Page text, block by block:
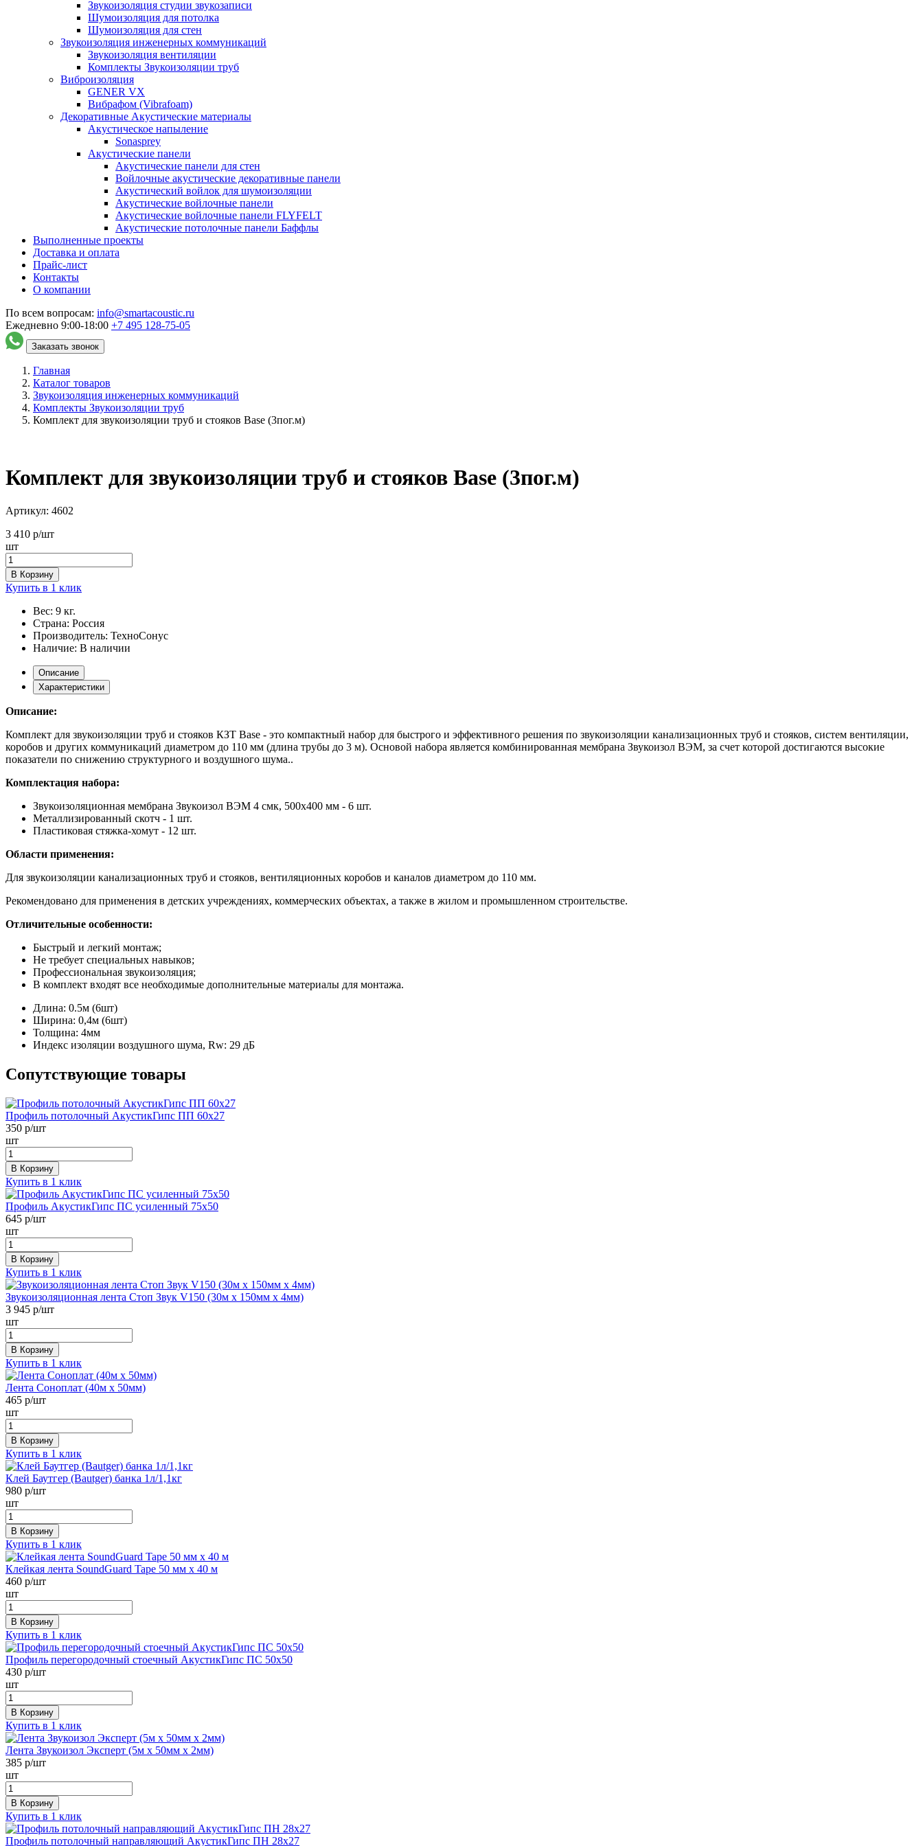
Звукоизоляция студии звукозаписи
Шумоизоляция для потолка
Шумоизоляция для стен
Звукоизоляция инженерных коммуникаций
Звукоизоляция вентиляции
Комплекты Звукоизоляции труб
Виброизоляция
GENER VX
Вибрафом (Vibrafoam)
Декоративные Акустические материалы
Акустическое напыление
Sonasprey
Акустические панели
Акустические панели для стен
Войлочные акустические декоративные панели
Акустический войлок для шумоизоляции
Акустические войлочные панели
Акустические войлочные панели FLYFELT
Акустические потолочные панели Баффлы
Выполненные проекты
Доставка и оплата
Прайс-лист
Контакты
О компании
По всем вопросам: info@smartacoustic.ru
Ежедневно 9:00-18:00 +7 495 128-75-05
Заказать звонок
Главная
Каталог товаров
Звукоизоляция инженерных коммуникаций
Комплекты Звукоизоляции труб
Комплект для звукоизоляции труб и стояков Base (3пог.м)
Комплект для звукоизоляции труб и стояков Base (3пог.м)
Артикул: 4602
3 410 р/шт
шт
В Корзину
Купить в 1 клик
Вес: 9 кг.
Страна: Россия
Производитель: ТехноСонус
Наличие: В наличии
Описание
Характеристики
Описание:
Комплект для звукоизоляции труб и стояков КЗТ Base - это компактный набор для быстрого и эффективного решения по звукоизоляции канализационных труб и стояков, систем вентиляции,
коробов и других коммуникаций диаметром до 110 мм (длина трубы до 3 м). Основой набора является комбинированная мембрана Звукоизол ВЭМ, за счет которой достигаются высокие
показатели по снижению структурного и воздушного шума..
Комплектация набора:
Звукоизоляционная мембрана Звукоизол ВЭМ 4 смк, 500х400 мм - 6 шт.
Металлизированный скотч - 1 шт.
Пластиковая стяжка-хомут - 12 шт.
Области применения:
Для звукоизоляции канализационных труб и стояков, вентиляционных коробов и каналов диаметром до 110 мм.
Рекомендовано для применения в детских учреждениях, коммерческих объектах, а также в жилом и промышленном строительстве.
Отличительные особенности:
Быстрый и легкий монтаж;
Не требует специальных навыков;
Профессиональная звукоизоляция;
В комплект входят все необходимые дополнительные материалы для монтажа.
Длина: 0.5м (6шт)
Ширина: 0,4м (6шт)
Толщина: 4мм
Индекс изоляции воздушного шума, Rw: 29 дБ
Сопутствующие товары
Профиль потолочный АкустикГипс ПП 60х27
350 р/шт
шт
В Корзину
Купить в 1 клик
Профиль АкустикГипс ПС усиленный 75х50
645 р/шт
шт
В Корзину
Купить в 1 клик
Звукоизоляционная лента Стоп Звук V150 (30м х 150мм х 4мм)
3 945 р/шт
шт
В Корзину
Купить в 1 клик
Лента Соноплат (40м х 50мм)
465 р/шт
шт
В Корзину
Купить в 1 клик
Клей Баутгер (Bautger) банка 1л/1,1кг
980 р/шт
шт
В Корзину
Купить в 1 клик
Клейкая лента SoundGuard Tape 50 мм х 40 м
460 р/шт
шт
В Корзину
Купить в 1 клик
Профиль перегородочный стоечный АкустикГипс ПС 50х50
430 р/шт
шт
В Корзину
Купить в 1 клик
Лента Звукоизол Эксперт (5м x 50мм x 2мм)
385 р/шт
шт
В Корзину
Купить в 1 клик
Профиль потолочный направляющий АкустикГипс ПН 28х27